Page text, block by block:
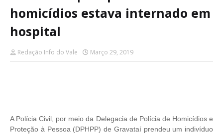
homicídios estava internado em
hospital
Redação Info do Vale Março 29, 2019
A Polícia Civil, por meio da Delegacia de Polícia de Homicídios e
Proteção à Pessoa (DPHPP) de Gravataí prendeu um indivíduo